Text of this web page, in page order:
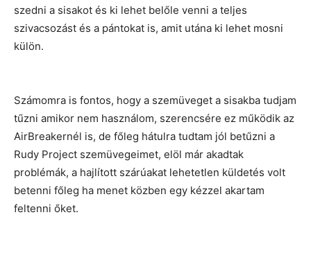
szedni a sisakot és ki lehet belőle venni a teljes
szivacsozást és a pántokat is, amit utána ki lehet mosni
külön.
Számomra is fontos, hogy a szemüveget a sisakba tudjam
tűzni amikor nem használom, szerencsére ez működik az
AirBreakernél is, de főleg hátulra tudtam jól betűzni a
Rudy Project szemüvegeimet, elöl már akadtak
problémák, a hajlított szárúakat lehetetlen küldetés volt
betenni főleg ha menet közben egy kézzel akartam
feltenni őket.